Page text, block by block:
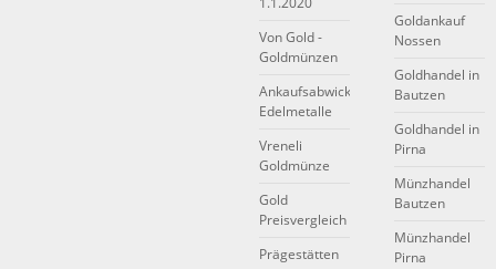
Von Gold -
Goldmünzen
Ankaufsabwicklung
Edelmetalle
Vreneli
Goldmünze
Gold
Preisvergleich
Prägestätten
Goldankauf
Nossen
Goldhandel in
Bautzen
Goldhandel in
Pirna
Münzhandel
Bautzen
Münzhandel
Pirna